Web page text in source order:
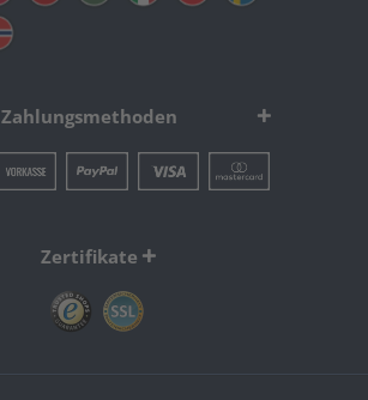
Zahlungsmethoden
Zertifikate